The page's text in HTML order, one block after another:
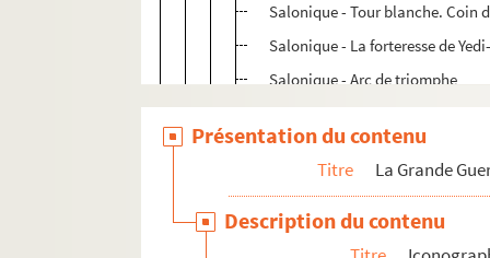
Salonique - Tour blanche. Coin
Salonique - La forteresse de
Salonique - Arc de triomphe
Salonique - Une gentille
Salonique - Costumes
Salonique - Façade de l'église
Salonique - Voiliers accostés
Présentation du contenu
Titre La Grande
Description du contenu